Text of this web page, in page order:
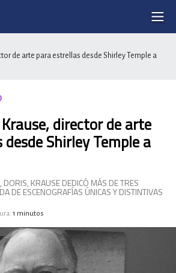
de arte para estrellas desde Shirley Temple a
Krause, director de arte
Shirley Temple a
KRAUSE DEDICÓ MÁS DE TRES
DE ESCENOGRAFÍAS ÚNICAS Y DISTINTIVAS
1 minutos